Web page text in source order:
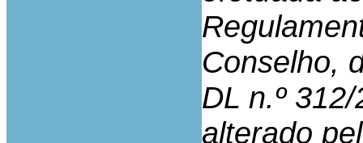
Conselho,
DL n.º
alterado